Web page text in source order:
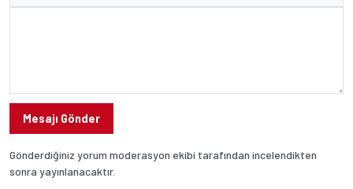
Mesajı Gönder
Gönderdiğiniz yorum moderasyon ekibi tarafından incelendikten
sonra yayınlanacaktır.